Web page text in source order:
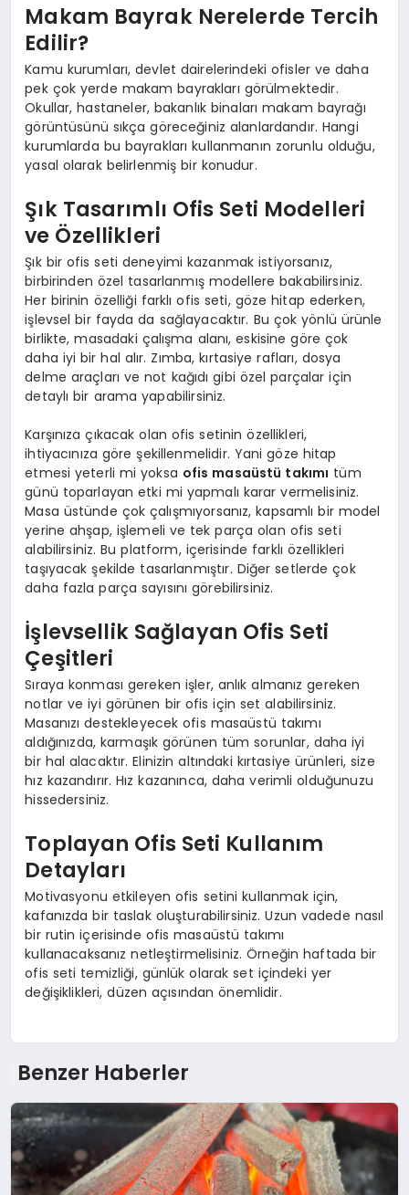
Makam Bayrak Nerelerde Tercih
Edilir?
Kamu kurumları, devlet dairelerindeki ofisler ve daha
pek çok yerde makam bayrakları görülmektedir.
Okullar, hastaneler, bakanlık binaları makam bayrağı
görüntüsünü sıkça göreceğiniz alanlardandır. Hangi
kurumlarda bu bayrakları kullanmanın zorunlu olduğu,
yasal olarak belirlenmiş bir konudur.
Şık Tasarımlı Ofis Seti Modelleri
ve Özellikleri
Şık bir ofis seti deneyimi kazanmak istiyorsanız,
birbirinden özel tasarlanmış modellere bakabilirsiniz.
Her birinin özelliği farklı ofis seti, göze hitap ederken,
işlevsel bir fayda da sağlayacaktır. Bu çok yönlü ürünle
birlikte, masadaki çalışma alanı, eskisine göre çok
daha iyi bir hal alır. Zımba, kırtasiye rafları, dosya
delme araçları ve not kağıdı gibi özel parçalar için
detaylı bir arama yapabilirsiniz.
Karşınıza çıkacak olan ofis setinin özellikleri,
ihtiyacınıza göre şekillenmelidir. Yani göze hitap
etmesi yeterli mi yoksa ofis masaüstü takımı tüm
günü toparlayan etki mi yapmalı karar vermelisiniz.
Masa üstünde çok çalışmıyorsanız, kapsamlı bir model
yerine ahşap, işlemeli ve tek parça olan ofis seti
alabilirsiniz. Bu platform, içerisinde farklı özellikleri
taşıyacak şekilde tasarlanmıştır. Diğer setlerde çok
daha fazla parça sayısını görebilirsiniz.
İşlevsellik Sağlayan Ofis Seti
Çeşitleri
Sıraya konması gereken işler, anlık almanız gereken
notlar ve iyi görünen bir ofis için set alabilirsiniz.
Masanızı destekleyecek ofis masaüstü takımı
aldığınızda, karmaşık görünen tüm sorunlar, daha iyi
bir hal alacaktır. Elinizin altındaki kırtasiye ürünleri, size
hız kazandırır. Hız kazanınca, daha verimli olduğunuzu
hissedersiniz.
Toplayan Ofis Seti Kullanım
Detayları
Motivasyonu etkileyen ofis setini kullanmak için,
kafanızda bir taslak oluşturabilirsiniz. Uzun vadede nasıl
bir rutin içerisinde ofis masaüstü takımı
kullanacaksanız netleştirmelisiniz. Örneğin haftada bir
ofis seti temizliği, günlük olarak set içindeki yer
değişiklikleri, düzen açısından önemlidir.
Benzer Haberler